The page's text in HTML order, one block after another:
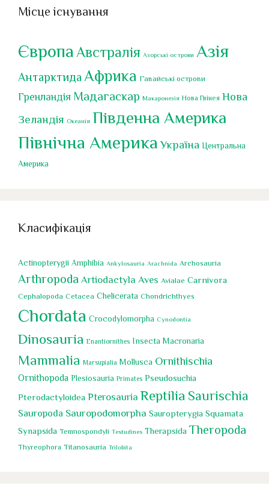
Місце існування
Європа Австралія Азорські острови Азія
Антарктида Африка Гавайські острови
Гренландія Мадагаскар Макаронезія Нова Гвінея Нова
Зеландія Океанія Південна Америка
Північна Америка Україна Центральна
Америка
Класифікація
Actinopterygii Amphibia Ankylosauria Arachnida Archosauria
Arthropoda Artiodactyla Aves Avialae Carnivora
Cephalopoda Cetacea Chelicerata Chondrichthyes
Chordata Crocodylomorpha Cynodontia
Dinosauria Enantiornithes Insecta Macronaria
Mammalia Marsupialia Mollusca Ornithischia
Ornithopoda Plesiosauria Primates Pseudosuchia
Pterodactyloidea Pterosauria Reptilia Saurischia
Sauropoda Sauropodomorpha Sauropterygia Squamata
Synapsida Temnospondyli Testudines Therapsida Theropoda
Thyreophora Titanosauria Trilobita